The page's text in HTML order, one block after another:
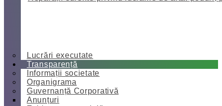
Lucrări executate
Transparență
Informații societate
Organigrama
Guvernanță Corporativă
Anunțuri